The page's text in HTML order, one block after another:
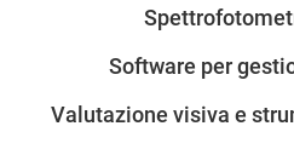
Software per
Valutazione visiva e